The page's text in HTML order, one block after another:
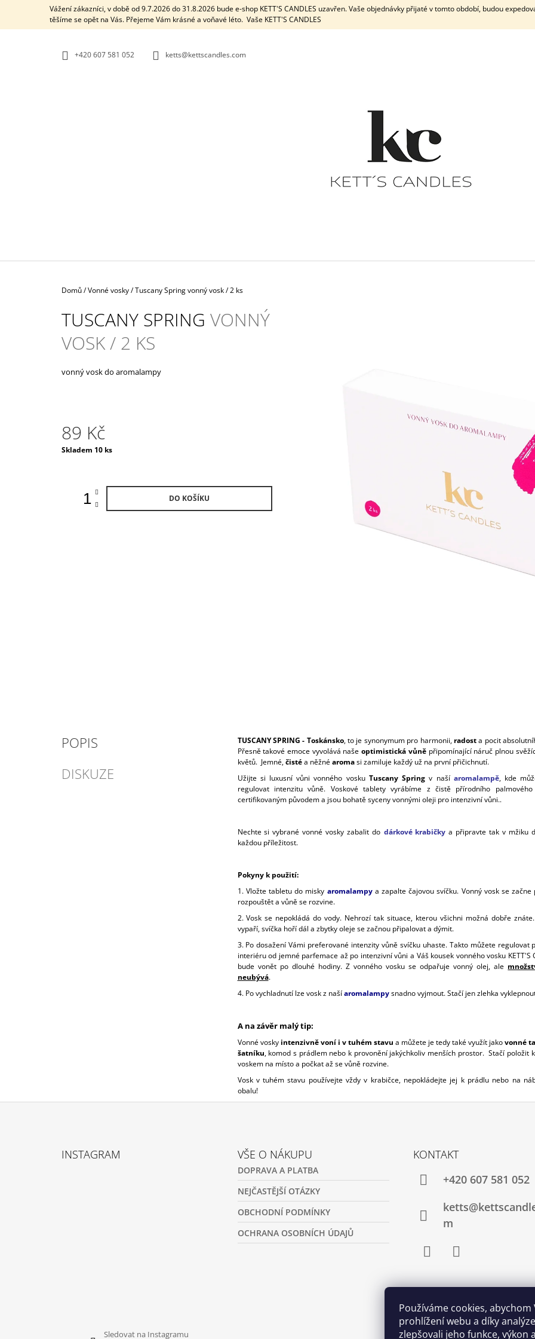
Používáme cookies,
prohlížení webu a díky
zlepšovali jeho funkce, výkon
Vážení zákazníci, v době od 9.7.2026 do 31.8.2026 bude e-shop KETT'S CANDLES uzavřen. Vaše objednávky přijaté v tomto období, budou
těšíme se opět na Vás. Přejeme Vám krásné a voňavé léto. Vaše KETT'S CANDLES
+420 607 581 052 ketts@kettscandles.com
Domů/Vonné vosky/Tuscany Springvonný vosk / 2 ks
TUSCANY SPRING VONNÝ
VOSK / 2 KS
vonný vosk do aromalampy
89 Kč
Měrná
Skladem 10 ks
DO KOŠÍKU
POPIS
DISKUZE
TUSCANY SPRING - Toskánsko, to je synonymum pro harmonii, radosta pocit
Přesně takové emoce vyvolává našeoptimistická vůněpřipomínající náruč plnou
květů. Jemné,čistéa něžnéaromasi zamiluje každý už na první přičichnutí.
Užijte si luxusní vůni vonného vosku Tuscany Spring v naší aromalampě, kde
regulovat intenzitu vůně. Voskové tablety vyrábíme z čistě přírodního
certifikovaným původem a jsou bohatě syceny vonnými oleji pro intenzivní vůni..
Nechte si vybrané vonné vosky zabalit do dárkové krabičky a připravte tak v mžiku
každou příležitost.
Pokyny k použití:
1. Vložte tabletu do misky aromalampya zapalte čajovou svíčku. Vonný vosk se začne
rozpouštět a vůně se rozvine.
2. Vosk se nepokládá do vody. Nehrozí tak situace, kterou všichni možná dobře
vypaří, svíčka hoří dál a zbytky oleje se začnou připalovat a dýmit.
3. Po dosažení Vámi preferované intenzity vůně svíčku uhaste. Takto můžete regulovat
interiéru od jemné parfemace až po intenzivní vůni a Váš kousek vonného vosku KETT'S
bude vonět po dlouhé hodiny. Z vonného vosku se odpařuje vonný olej, ale
neubývá.
4. Po vychladnutí lze vosk z našíaromalampysnadno vyjmout. Stačí jen zlehka
A na závěr malý tip:
Vonné voskyintenzivně voní i v tuhém stavu a můžete je tedy také využít jakovonné
šatníku, komod s prádlem nebo k provonění jakýchkoliv menších prostor. Stačí položit
voskem na místo a počkat až se vůně rozvine.
Vosk v tuhém stavu používejte vždy v krabičce, nepokládejte jej k prádlu nebo na
obalu!
ZPĚT
DO
ZPĚT
DO
DOPORUČUJEME
AROMALAMPA / BLACK BOX
DÁRKOVÁ SADA / WHITEDÁRKOVÁ PEPPERMINT &
INSTAGRAM
Sledovat na Instagramu
VŠE O NÁKUPU
DOPRAVA A PLATBA
NEJČASTĚJŠÍ OTÁZKY
OBCHODNÍ PODMÍNKY
OCHRANA OSOBNÍCH ÚDAJŮ
KONTAKT
+420 607 581 052
m